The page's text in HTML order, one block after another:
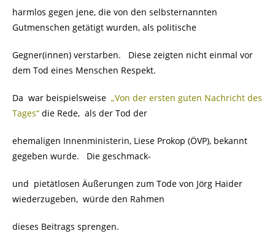
harmlos gegen jene, die von den selbsternannten
Gutmenschen getätigt wurden, als politische
Gegner(innen) verstarben. Diese zeigten nicht einmal vor
dem Tod eines Menschen Respekt.
Da war beispielsweise „Von der ersten guten Nachricht des
Tages“ die Rede, als der Tod der
ehemaligen Innenministerin, Liese Prokop (ÖVP), bekannt
gegeben wurde. Die geschmack-
und pietätlosen Äußerungen zum Tode von Jörg Haider
wiederzugeben, würde den Rahmen
dieses Beitrags sprengen.